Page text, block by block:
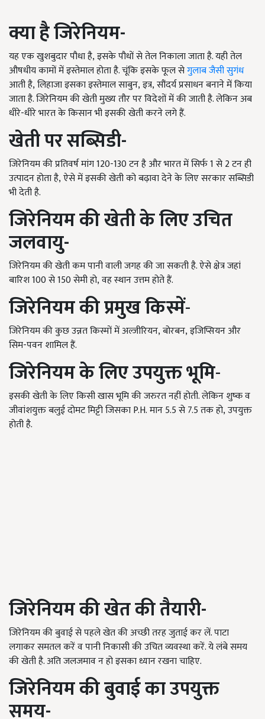
क्या है जिरेनियम-
यह एक खुशबुदार पौधा है,इसके पौधों से तेल निकाला जाता है. यही तेल
औषधीय कामों में इस्तेमाल होता है. चूंकि इसके फूल सेगुलाब जैसी सुगंध
आती है,लिहाजा इसका इस्तेमाल साबुन,इत्र,सौंदर्य प्रसाधन बनाने में किया
जाता है. जिरेनियम की खेती मुख्य तौर पर विदेशों में की जाती है. लेकिन अब
धीरे-धीरे भारत के किसान भी इसकी खेती करने लगे हैं.
खेती पर सब्सिडी-
जिरेनियम की प्रतिवर्ष मांग120-130टन है और भारत में सिर्फ1से2टन ही
उत्पादन होता है,ऐसे में इसकी खेती को बढ़ावा देने के लिए सरकार सब्सिडी
भी देती है.
जिरेनियम की खेती के लिए उचित
जलवायु-
जिरेनियम की खेती कम पानी वाली जगह की जा सकती है. ऐसे क्षेत्र जहां
बारिश100से150सेमी हो,वह स्थान उत्तम होते हैं.
जिरेनियम कीप्रमुख किस्में-
जिरेनियम की कुछ उन्नत किस्मों में अल्जीरियन,बोरबन,इजिप्सियन और
सिम-पवन शामिल हैं.
जिरेनियम के लिएउपयुक्त भूमि-
इसकी खेती के लिए किसी खास भूमि की जरुरत नहीं होती. लेकिन शुष्क व
जीवांशयुक्त बलुई दोमट मिट्टी जिसकाP.H.मान5.5से7.5तक हो,उपयुक्त
होती है.
जिरेनियम कीखेत की तैयारी-
जिरेनियम की बुवाई से पहले खेत की अच्छी तरह जुताई कर लें. पाटा
लगाकर समतल करें व पानी निकासी की उचित व्यवस्था करें. ये लंबे समय
की खेती है. अति जलजमाव न हो इसका ध्यान रखना चाहिए.
जिरेनियम कीबुवाई का उपयुक्त
समय-